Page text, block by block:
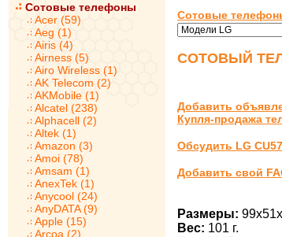
Сотовые телефоны
Acer (59)
Aeg (1)
Airis (4)
Airness (5)
Airo Wireless (1)
AK Telecom (2)
AKMobile (1)
Alcatel (238)
Alphacell (2)
Altek (1)
Amazon (3)
Amoi (78)
Amsam (1)
AnexTek (1)
Anycool (24)
AnyDATA (9)
Apple (15)
Arcoa (2)
Сотовые
СОТОВЫЙ
Добавить
Купля-продажа
Обсудить LG
Добавить свой
Размеры:
Вес: 101 г.